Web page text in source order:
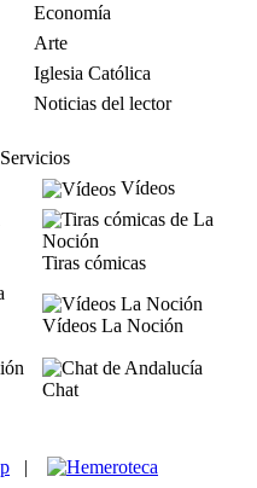
Economía
Arte
Iglesia Católica
Noticias del lector
Servicios
Vídeos
Tiras cómicas
Vídeos La Noción
Chat
|